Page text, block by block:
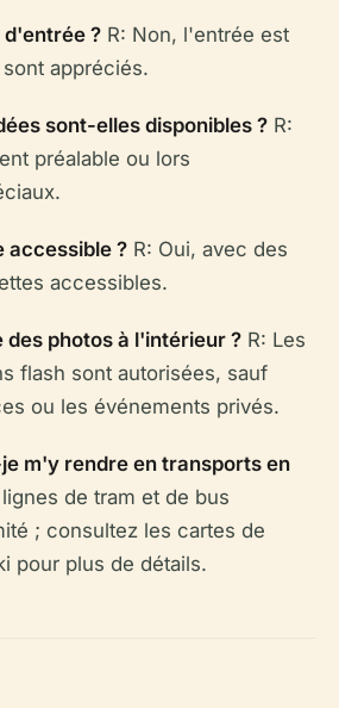
? R: Non, l'entrée est
appréciés.
sont-elles disponibles ? R:
préalable ou lors
accessible ? R: Oui, avec des
accessibles.
des photos à l'intérieur ? R: Les
flash sont autorisées, sauf
ou les événements privés.
m'y rendre en transports en
lignes de tram et de bus
; consultez les cartes de
pour plus de détails.